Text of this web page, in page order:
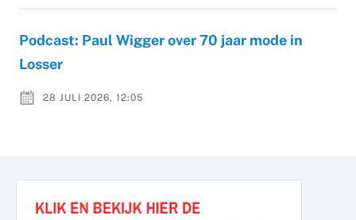
Podcast: Paul Wigger over 70 jaar mode in
Losser
28 JULI 2026, 12:05